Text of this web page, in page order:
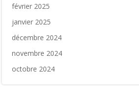
février 2025
janvier 2025
décembre 2024
novembre 2024
octobre 2024